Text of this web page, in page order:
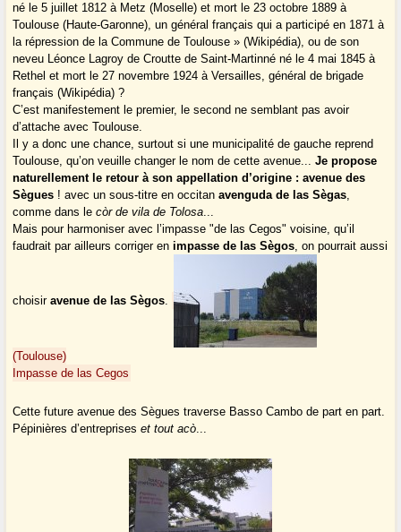
né le 5 juillet 1812 à Metz (Moselle) et mort le 23 octobre 1889 à
Toulouse (Haute-Garonne), un général français qui a participé en 1871 à
la répression de la Commune de Toulouse » (Wikipédia), ou de son
neveu Léonce Lagroy de Croutte de Saint-Martinné né le 4 mai 1845 à
Rethel et mort le 27 novembre 1924 à Versailles, général de brigade
français (Wikipédia) ?
C’est manifestement le premier, le second ne semblant pas avoir
d’attache avec Toulouse.
Il y a donc une chance, surtout si une municipalité de gauche reprend
Toulouse, qu’on veuille changer le nom de cette avenue...Je propose
naturellement le retour à son appellation d’origine : avenue des
Sègues ! avec un sous-titre en occitanavenguda de las Sègas,
comme dans lecòr de vila de Tolosa...
Mais pour harmoniser avec l’impasse "de las Cegos" voisine, qu’il
faudrait par ailleurs corriger enimpasse de las Sègos, on pourrait aussi
choisiravenue de las Sègos
(Toulouse)
Impasse de las Cegos
Cette future avenue des Sègues traverse Basso Cambo de part en part.
Pépinières d’entrepriseset tout acò...